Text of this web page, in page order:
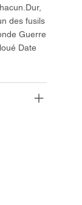
des fusils
Guerre
Date